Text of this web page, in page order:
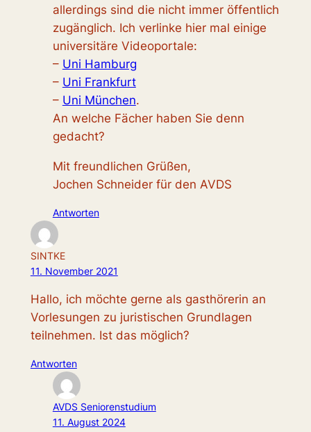
allerdings sind die nicht immer öffentlich
zugänglich. Ich verlinke hier mal einige
universitäre Videoportale:
– Uni Hamburg
– Uni Frankfurt
– Uni München.
An welche Fächer haben Sie denn
gedacht?
Mit freundlichen Grüßen,
Jochen Schneider für den AVDS
Antworten
SINTKE
11. November 2021
Hallo, ich möchte gerne als gasthörerin an
Vorlesungen zu juristischen Grundlagen
teilnehmen. Ist das möglich?
Antworten
AVDS Seniorenstudium
11. August 2024